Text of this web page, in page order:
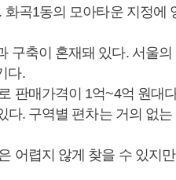
화곡1동의 모아타운 지정에
구축이 혼재돼 있다. 서울
다.
판매가격이 1억~4억 원대
다. 구역별 편차는 거의 없는
어렵지 않게 찾을 수 있지